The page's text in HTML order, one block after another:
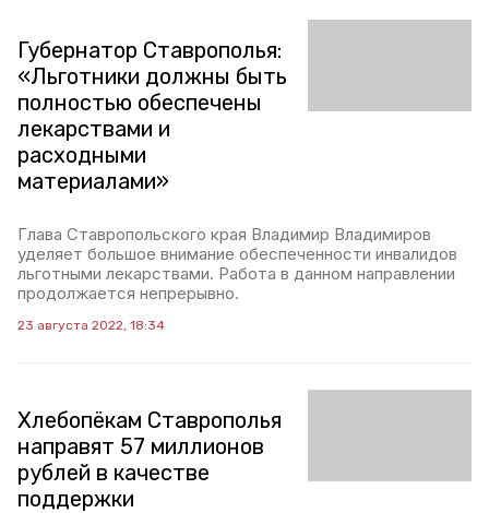
Губернатор Ставрополья:
«Льготники должны быть
полностью обеспечены
лекарствами и
расходными
материалами»
Глава Ставропольского края Владимир Владимиров
уделяет большое внимание обеспеченности инвалидов
льготными лекарствами. Работа в данном направлении
продолжается непрерывно.
23 августа 2022, 18:34
Хлебопёкам Ставрополья
направят 57 миллионов
рублей в качестве
поддержки